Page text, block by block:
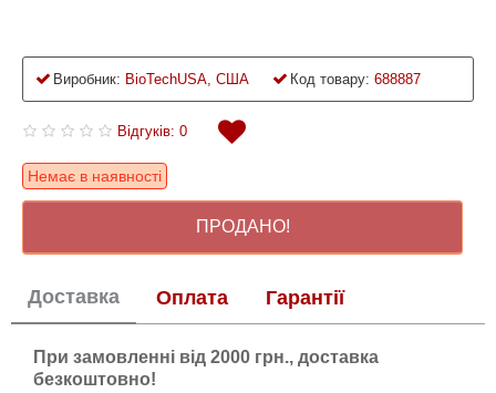
Виробник: BioTechUSA, США Код товару: 688887
Відгуків: 0
Немає в наявності
ПРОДАНО!
Доставка Оплата Гарантії
При замовленні від 2000 грн., доставка
безкоштовно!